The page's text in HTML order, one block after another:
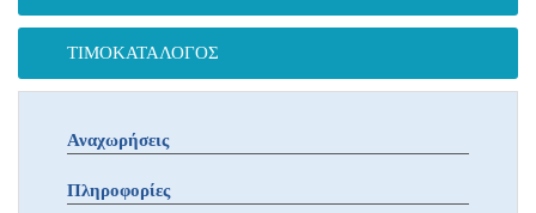
ΤΙΜΟΚΑΤΆΛΟΓΟΣ
Αναχωρήσεις
Πληροφορίες